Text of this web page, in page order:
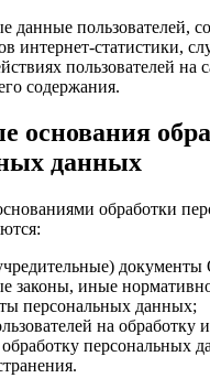
данные пользователей,
интернет-статистики,
пользователей на
содержания.
основания
данных
обработки
документы
законы, иные
персональных данных;
на обработку
персональных